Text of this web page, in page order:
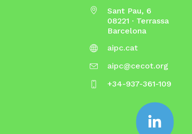
Sant Pau, 6
08221 · Terrassa
Barcelona
aipc.cat
aipc@cecot.org
+34-937-361-109